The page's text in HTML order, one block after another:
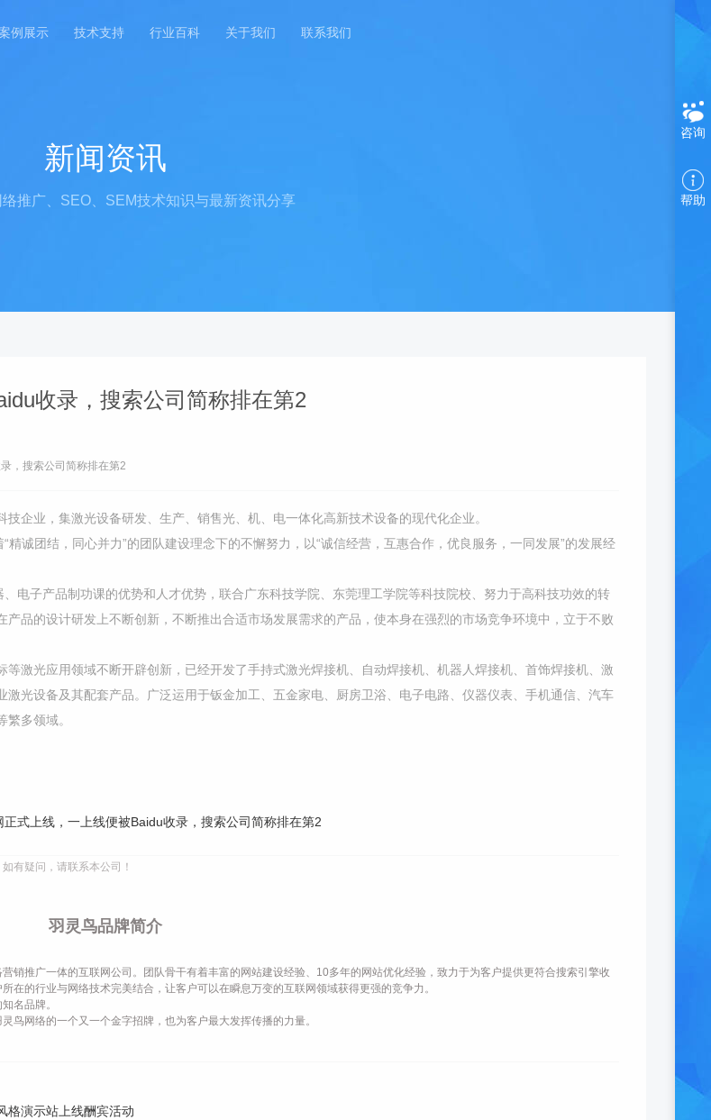
例展示 技术支持 行业百科 关于我们 联系我们
咨询
帮助
新闻资讯
推广、SEO、SEM技术知识与最新资讯分享
收录，搜索公司简称排在第2
，搜索公司简称排在第2
技企业，集激光设备研发、生产、销售光、机、电一体化高新技术设备的现代化企业。
诚团结，同心并力”的团队建设理念下的不懈努力，以“诚信经营，互惠合作，优良服务，一同发展”的发展经
电子产品制功课的优势和人才优势，联合广东科技学院、东莞理工学院等科技院校、努力于高科技功效的转
品的设计研发上不断创新，不断推出合适市场发展需求的产品，使本身在强烈的市场竞争环境中，立于不败
激光应用领域不断开辟创新，已经开发了手持式激光焊接机、自动焊接机、机器人焊接机、首饰焊接机、激
光设备及其配套产品。广泛运用于钣金加工、五金家电、厨房卫浴、电子电路、仪器仪表、手机通信、汽车
多领域。
有疑问，请联系本公司！
羽灵鸟品牌简介
销推广一体的互联网公司。团队骨干有着丰富的网站建设经验、10多年的网站优化经验，致力于为客户提供更符合搜索引擎收
的行业与网络技术完美结合，让客户可以在瞬息万变的互联网领域获得更强的竞争力。
名品牌。
鸟网络的一个又一个金字招牌，也为客户最大发挥传播的力量。
格演示站上线酬宾活动